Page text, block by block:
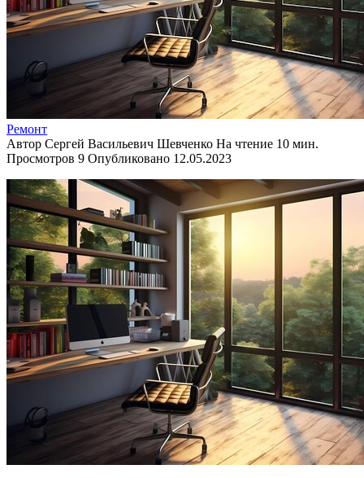
Ремонт
Автор Сергей Васильевич Шевченко На чтение 10 мин.
Просмотров 9 Опубликовано 12.05.2023